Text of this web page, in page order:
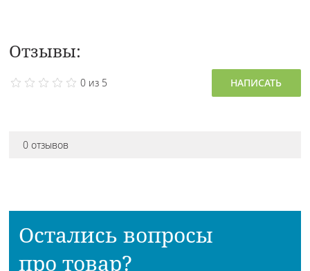
Отзывы:
0 из 5 НАПИСАТЬ
0 отзывов
Остались вопросы
про товар?